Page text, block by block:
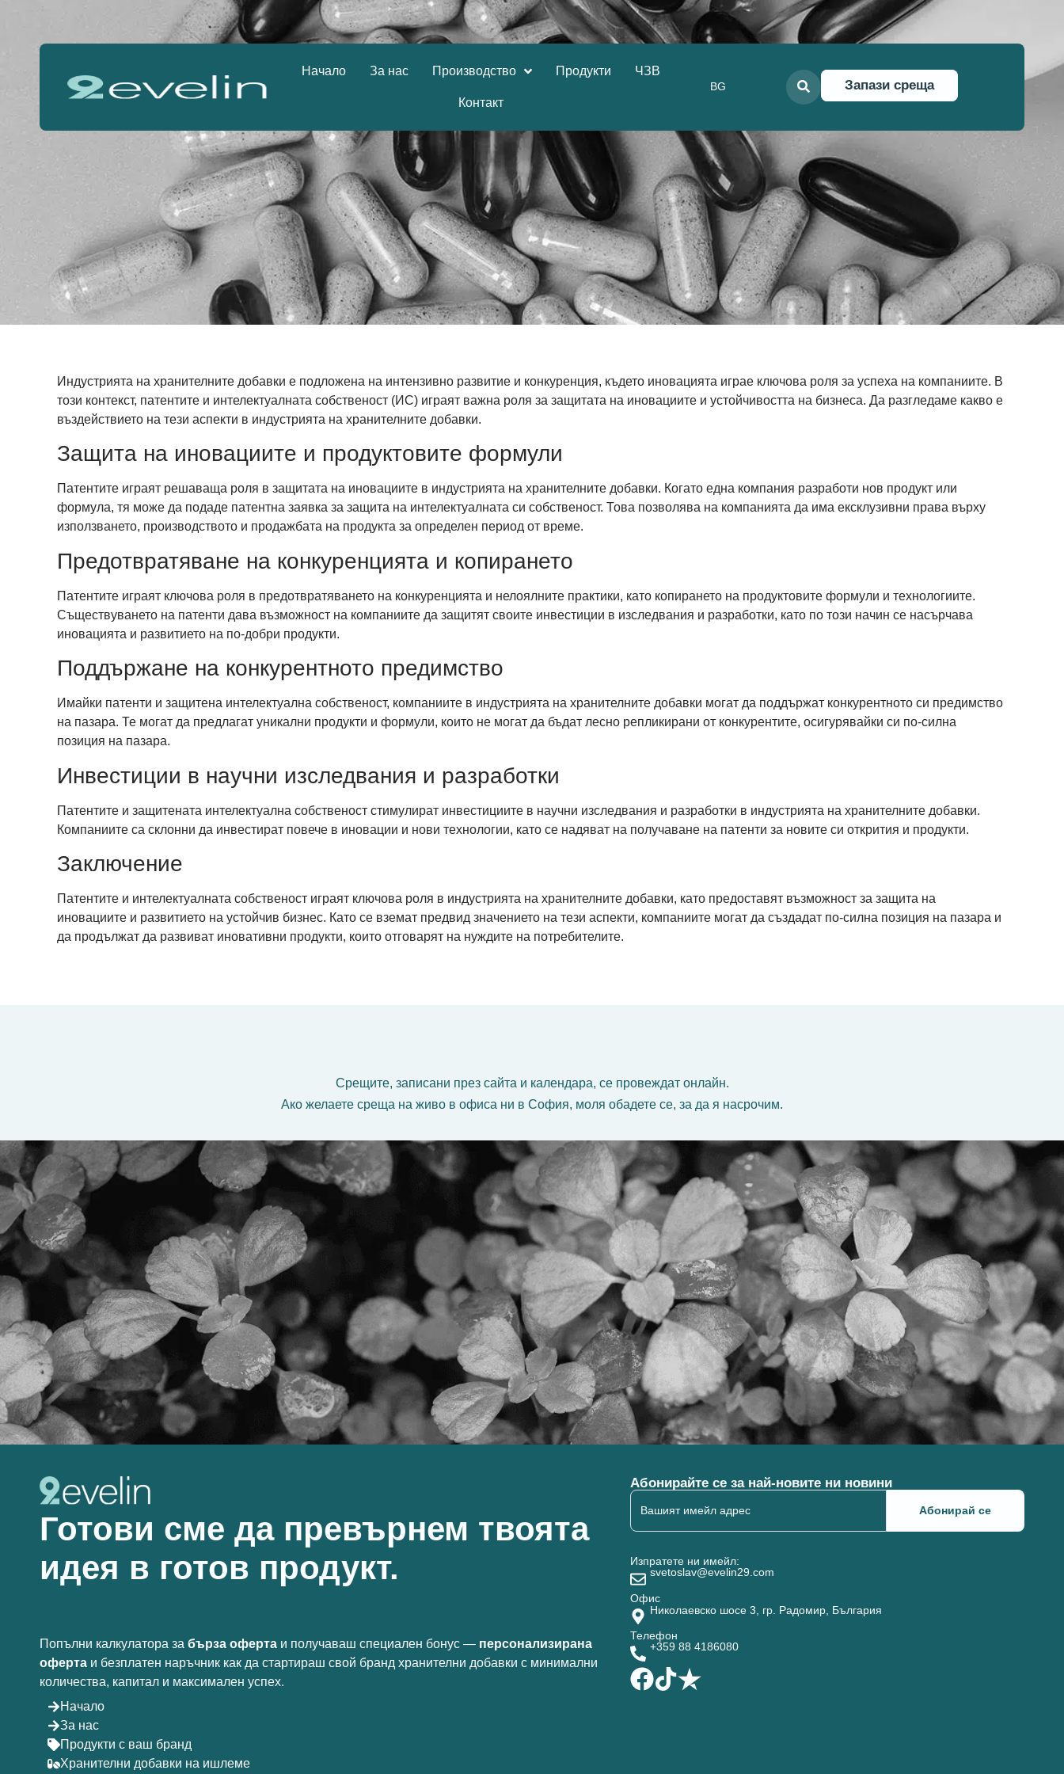
Начало За нас Производство Продукти ЧЗВ
Контакт
BG Запази среща
Индустрията на хранителните добавки е подложена на интензивно развитие и конкуренция, където иновацията играе ключова роля за успеха на компаниите. В
този контекст, патентите и интелектуалната собственост (ИС) играят важна роля за защитата на иновациите и устойчивостта на бизнеса. Да разгледаме какво е
въздействието на тези аспекти в индустрията на хранителните добавки.
Защита на иновациите и продуктовите формули
Патентите играят решаваща роля в защитата на иновациите в индустрията на хранителните добавки. Когато една компания разработи нов продукт или
формула, тя може да подаде патентна заявка за защита на интелектуалната си собственост. Това позволява на компанията да има ексклузивни права върху
използването, производството и продажбата на продукта за определен период от време.
Предотвратяване на конкуренцията и копирането
Патентите играят ключова роля в предотвратяването на конкуренцията и нелоялните практики, като копирането на продуктовите формули и технологиите.
Съществуването на патенти дава възможност на компаниите да защитят своите инвестиции в изследвания и разработки, като по този начин се насърчава
иновацията и развитието на по-добри продукти.
Поддържане на конкурентното предимство
Имайки патенти и защитена интелектуална собственост, компаниите в индустрията на хранителните добавки могат да поддържат конкурентното си предимство
на пазара. Те могат да предлагат уникални продукти и формули, които не могат да бъдат лесно репликирани от конкурентите, осигурявайки си по-силна
позиция на пазара.
Инвестиции в научни изследвания и разработки
Патентите и защитената интелектуална собственост стимулират инвестициите в научни изследвания и разработки в индустрията на хранителните добавки.
Компаниите са склонни да инвестират повече в иновации и нови технологии, като се надяват на получаване на патенти за новите си открития и продукти.
Заключение
Патентите и интелектуалната собственост играят ключова роля в индустрията на хранителните добавки, като предоставят възможност за защита на
иновациите и развитието на устойчив бизнес. Като се вземат предвид значението на тези аспекти, компаниите могат да създадат по-силна позиция на пазара и
да продължат да развиват иновативни продукти, които отговарят на нуждите на потребителите.
Срещите, записани през сайта и календара, се провеждат онлайн.
Ако желаете среща на живо в офиса ни в София, моля обадете се, за да я насрочим.
Готови сме да превърнем твоята
идея в готов продукт.
Попълни калкулатора за бърза оферта и получаваш специален бонус — персонализирана
оферта и безплатен наръчник как да стартираш свой бранд хранителни добавки с минимални
количества, капитал и максимален успех.
Начало
За нас
Продукти с ваш бранд
Хранителни добавки на ишлеме
Абонирайте се за най-новите ни новини
Абонирай се
Изпратете ни имейл:
svetoslav@evelin29.com
Офис
Николаевско шосе 3, гр. Радомир, България
Телефон
+359 88 4186080